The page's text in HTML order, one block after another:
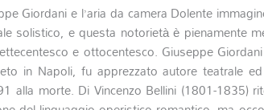
Giordani e l’aria da camera Dolente
solistico, e questa notorietà è pienamente
e ottocentesco. Giuseppe
in Napoli, fu apprezzato autore teatrale
alla morte. Di Vincenzo Bellini (1801-1835)